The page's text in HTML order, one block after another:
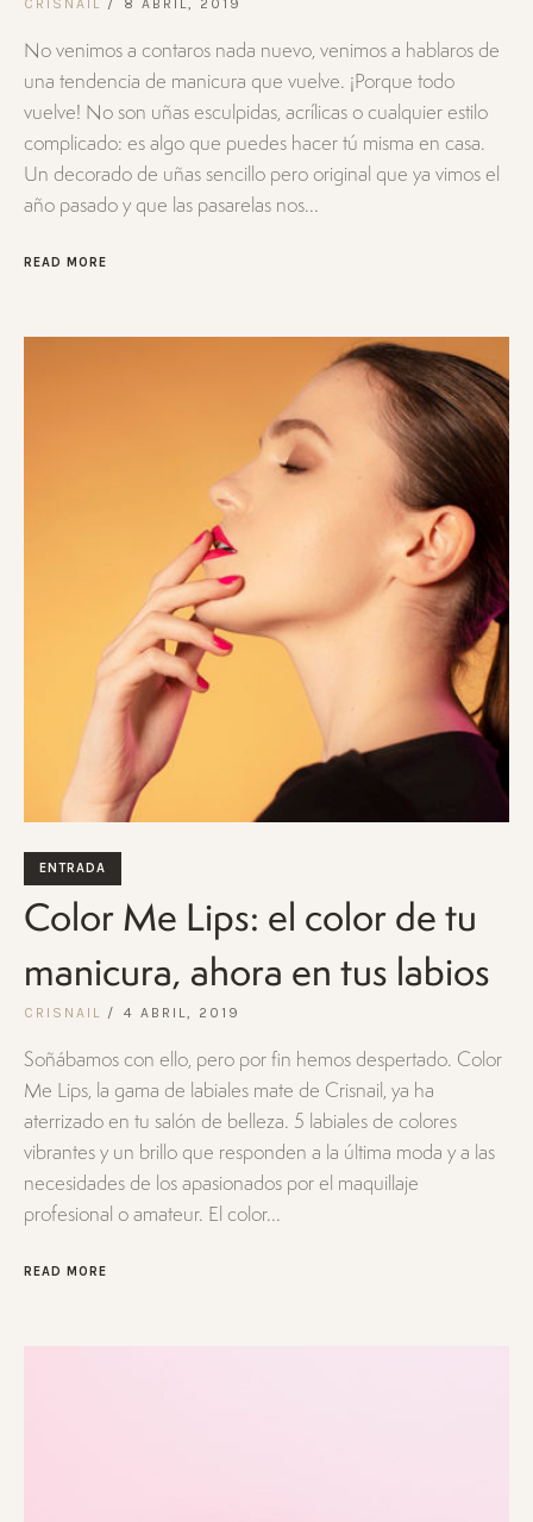
CRISNAIL 8 ABRIL, 2019
No venimos a contaros nada nuevo, venimos a hablaros de
una tendencia de manicura que vuelve. ¡Porque todo
vuelve! No son uñas esculpidas, acrílicas o cualquier estilo
complicado: es algo que puedes hacer tú misma en casa.
Un decorado de uñas sencillo pero original que ya vimos el
año pasado y que las pasarelas nos...
READ MORE
ENTRADA
Color Me Lips: el color de tu
manicura, ahora en tus labios
CRISNAIL 4 ABRIL, 2019
Soñábamos con ello, pero por fin hemos despertado. Color
Me Lips, la gama de labiales mate de Crisnail, ya ha
aterrizado en tu salón de belleza. 5 labiales de colores
vibrantes y un brillo que responden a la última moda y a las
necesidades de los apasionados por el maquillaje
profesional o amateur. El color...
READ MORE